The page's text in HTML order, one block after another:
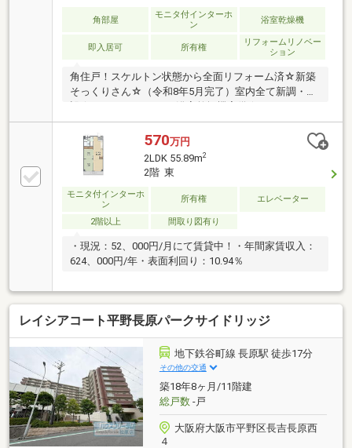
角部屋
モニタ付インターホ
ン
浴室乾燥機
即入居可 所有権
リフォームリノベー
ション
角住戸！スケルトン状態から全面リフォーム済☆新築
そっくりさん☆（令和8年5月完了）室内全て新調・新
♪2WAYアクセスOKです♪
570万円
2LDK 55.89m2
2階 東
モニタ付インターホ
ン
所有権 エレベーター
2階以上 間取り図有り
・現況：52、000円/月にて賃貸中！・年間家賃収入：
624、000円/年・表面利回り：10.94％
レイシアコート平野長原パークサイドリッジ
地下鉄谷町線 長原駅 徒歩17分
その他の交通
築18年8ヶ月/11階建
総戸数-戸
大阪府大阪市平野区長吉長原西
４